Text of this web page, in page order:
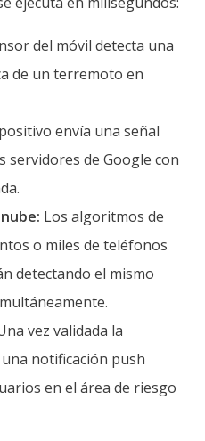
del móvil detecta una
de un terremoto en
envía una señal
servidores de Google con
Los algoritmos de
o miles de teléfonos
detectando el mismo
vez validada la
notificación push
en el área de riesgo